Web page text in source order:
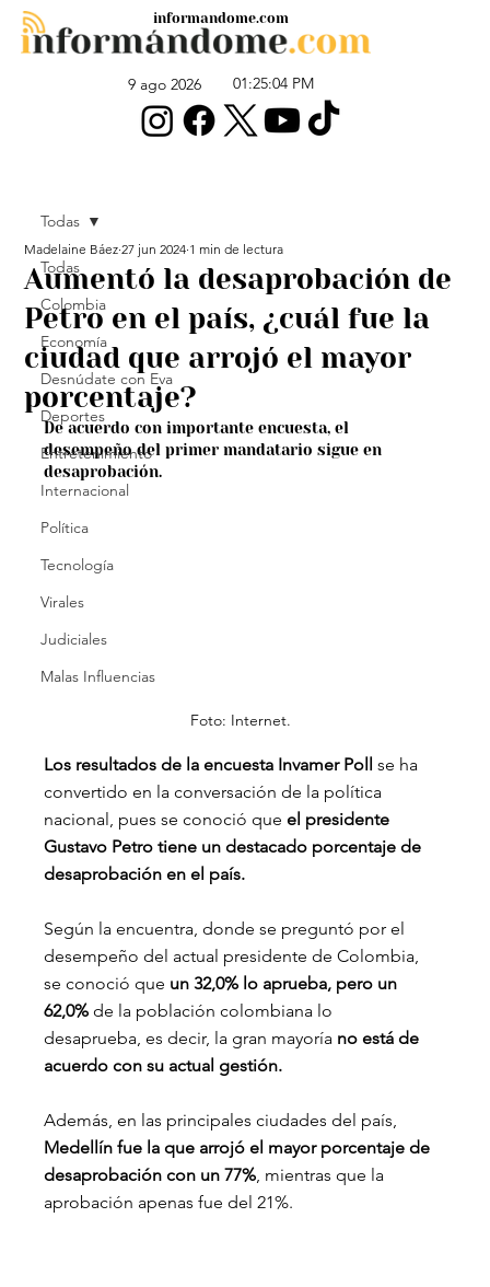
9 ago 2026 01:25:04 PM
informandome.com
Todas
Colombia
Economía
Desnúdate con Eva
Deportes
Entretenimiento
Internacional
Política
Tecnología
Virales
Judiciales
Malas Influencias
Todas
Aumentó la desaprobación de
Petro en el país, ¿cuál fue la
ciudad que arrojó el mayor
porcentaje?
Madelaine Báez 27 jun 2024 1 min de lectura
De acuerdo con importante encuesta, el
desempeño del primer mandatario sigue en
desaprobación.
Foto: Internet.
Los resultados de la encuesta Invamer Poll se ha
convertido en la conversación de la política
nacional, pues se conoció que el presidente
Gustavo Petro tiene un destacado porcentaje de
desaprobación en el país.
Según la encuentra, donde se preguntó por el
desempeño del actual presidente de Colombia,
se conoció que un 32,0% lo aprueba, pero un
62,0% de la población colombiana lo
desaprueba, es decir, la gran mayoría no está de
acuerdo con su actual gestión.
Además, en las principales ciudades del país,
Medellín fue la que arrojó el mayor porcentaje de
desaprobación con un 77% , mientras que la
aprobación apenas fue del 21%.